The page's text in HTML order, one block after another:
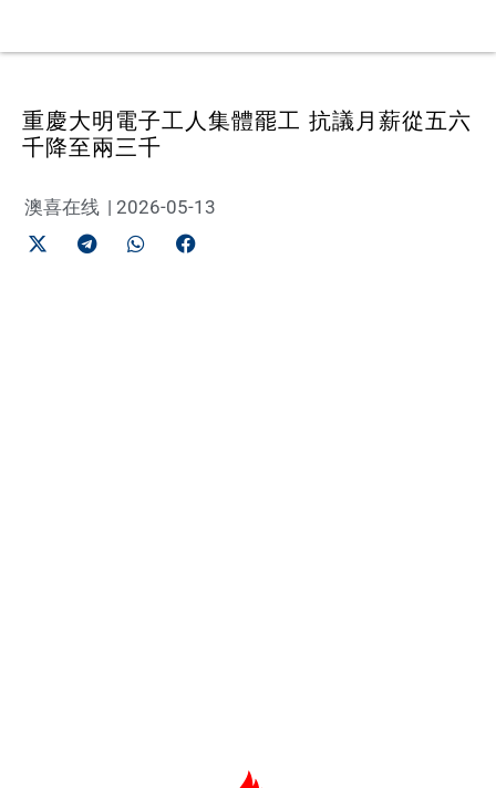
重慶大明電子工人集體罷工 抗議月薪從五六
千降至兩三千
澳喜在线 | 2026-05-13